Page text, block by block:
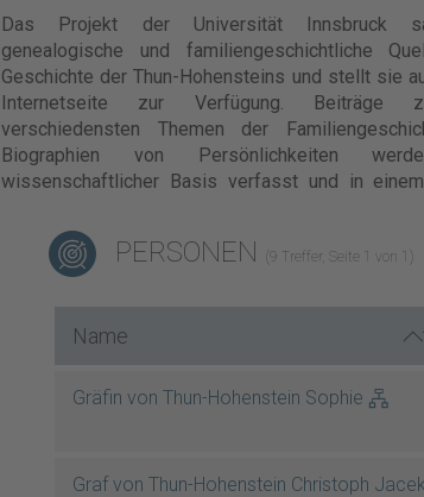
Das Projekt der Universität Innsbruck
genealogische und familiengeschichtliche
Geschichte der Thun-Hohensteins und stellt sie
Internetseite zur Verfügung. Beiträge
verschiedensten Themen der
Biographien von Persönlichkeiten
wissenschaftlicher Basis verfasst und in
PERSONEN (9 Treffer, Seite 1 von 1)
Name
Gräfin von Thun-Hohenstein Sophie
Graf von Thun-Hohenstein Christoph Jacek